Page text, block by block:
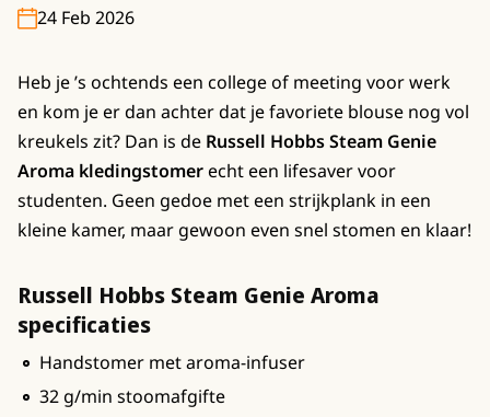
24 Feb 2026
Heb je ’s ochtends een college of meeting voor werk
en kom je er dan achter dat je favoriete blouse nog vol
kreukels zit? Dan is de Russell Hobbs Steam Genie
Aroma kledingstomerecht een lifesaver voor
studenten. Geen gedoe met een strijkplank in een
kleine kamer, maar gewoon even snel stomen en klaar!
Russell Hobbs Steam Genie Aroma
specificaties
Handstomer met aroma-infuser
32 g/min stoomafgifte